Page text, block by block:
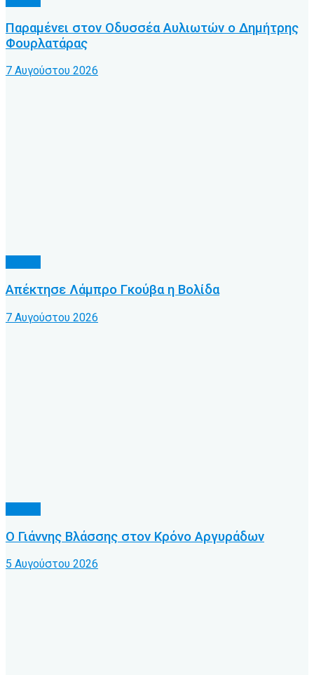
Παραμένει στον Οδυσσέα Αυλιωτών ο Δημήτρης
Φουρλατάρας
7 Αυγούστου 2026
Απέκτησε Λάμπρο Γκούβα η Βολίδα
7 Αυγούστου 2026
Ο Γιάννης Βλάσσης στον Κρόνο Αργυράδων
5 Αυγούστου 2026